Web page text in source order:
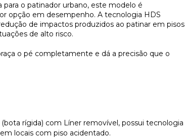
para o patinador urbano, este modelo é
opção em desempenho. A tecnologia HDS
de impactos produzidos ao patinar em pisos
de alto risco.
o pé completamente e dá a precisão que o
rígida) com Líner removível, possui tecnologia
locais com piso acidentado.